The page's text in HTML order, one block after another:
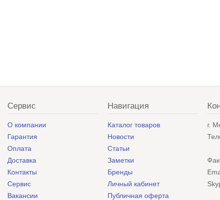
Сервис
О компании
Гарантия
Оплата
Доставка
Контакты
Сервис
Вакансии
Навигация
Каталог товаров
Новости
Статьи
Заметки
Бренды
Личный кабинет
Публичная оферта
г.